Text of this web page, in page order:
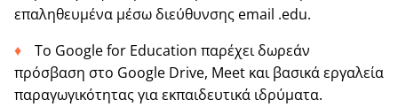
επαληθευμένα μέσω διεύθυνσης email .edu.
Το Google for Education παρέχει δωρεάν
πρόσβαση στο Google Drive, Meet και βασικά εργαλεία
παραγωγικότητας για εκπαιδευτικά ιδρύματα.